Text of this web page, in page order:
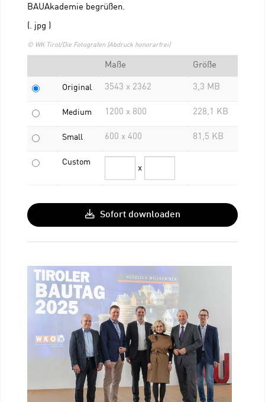
BAUAkademie begrüßen.
(. jpg )
© WK Tirol/Die Fotografen (Abdruck honorarfrei)
Maße Größe
Original 3543 x 2362 3,3 MB
Medium 1200 x 800 228,1 KB
Small 600 x 400 81,5 KB
Custom
x
Sofort downloaden